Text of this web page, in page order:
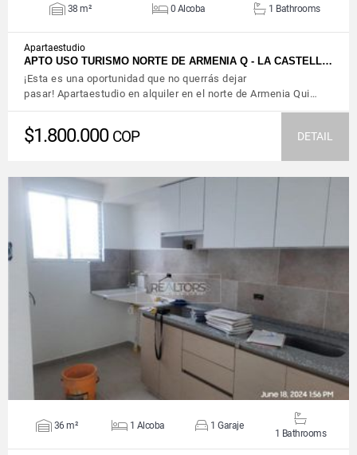
38 m² 0 Alcoba 1 Bathrooms
Apartaestudio
APTO USO TURISMO NORTE DE ARMENIA Q - LA CASTELL…
¡Esta es una oportunidad que no querrás dejar
pasar! Apartaestudio en alquiler en el norte de Armenia Qui…
$1.800.000 COP DETAIL
VIEW DETAILS
36 m² 1 Alcoba 1 Garaje
1 Bathrooms